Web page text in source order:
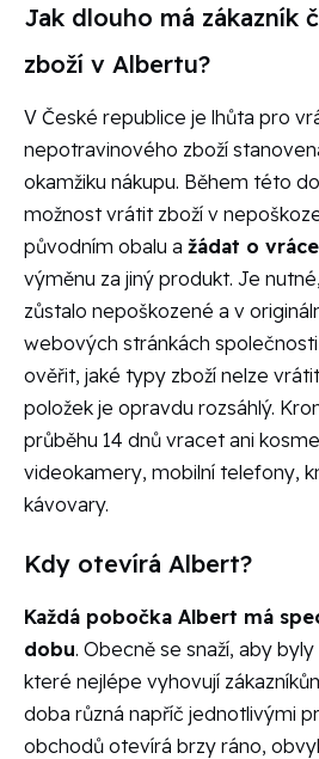
Jak dlouho má zákazník
zboží v Albertu?
V České republice je lhůta pro
nepotravinového zboží
okamžiku nákupu. Během této
možnost vrátit zboží v
původním obalu a žádat o
výměnu za jiný produkt. Je
zůstalo nepoškozené a v
webových stránkách
ověřit, jaké typy zboží nelze
položek je opravdu rozsáhlý.
průběhu 14 dnů vracet ani
videokamery, mobilní telefony,
kávovary.
Kdy otevírá Albert?
Každá pobočka Albert má
dobu. Obecně se snaží, aby
které nejlépe vyhovují
doba různá napříč jednotlivými
obchodů otevírá brzy ráno,